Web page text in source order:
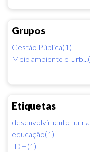
Grupos
Gestão Pública(1)
Meio ambiente e
Etiquetas
desenvolvimento
educação(1)
IDH(1)